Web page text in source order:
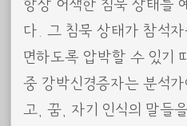
항상 어색한 침묵 상태를
다. 그 침묵 상태가 참석
면하도록 압박할 수 있기
중 강박신경증자는 분석
고, 꿈, 자기 인식의 말들